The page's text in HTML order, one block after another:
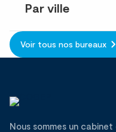
Par ville
Voir tous nos bureaux
Nous sommes un